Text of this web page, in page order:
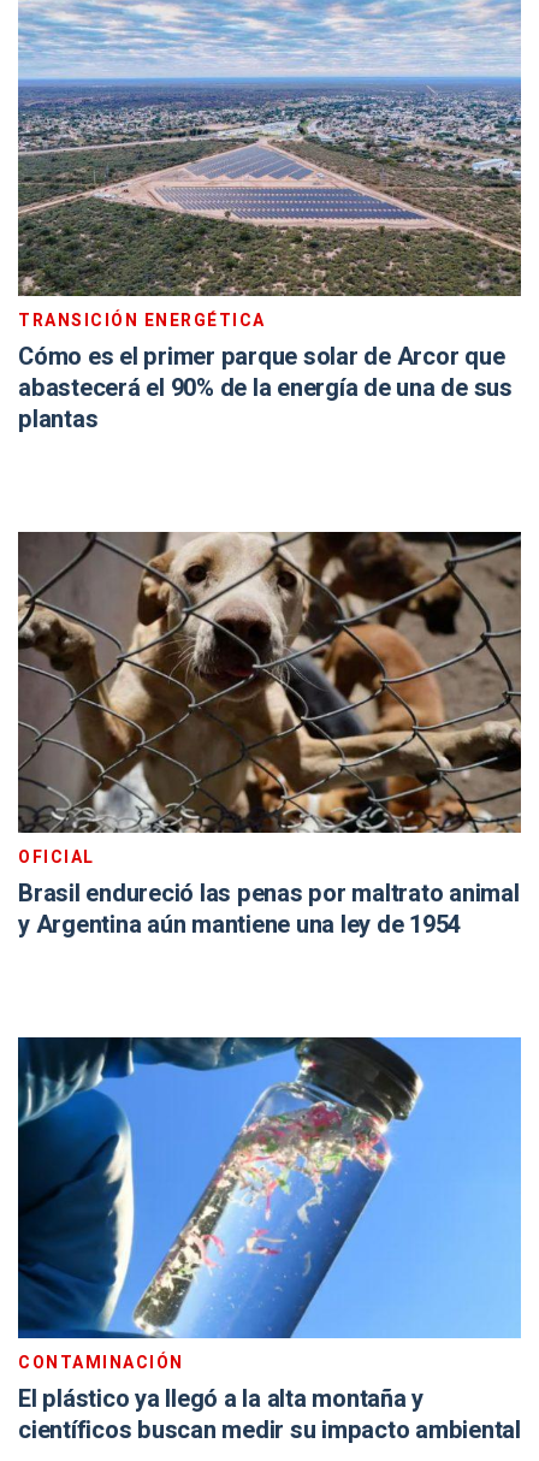
TRANSICIÓN ENERGÉTICA
Cómo es el primer parque solar de Arcor que
abastecerá el 90% de la energía de una de sus
plantas
OFICIAL
Brasil endureció las penas por maltrato animal
y Argentina aún mantiene una ley de 1954
CONTAMINACIÓN
El plástico ya llegó a la alta montaña y
científicos buscan medir su impacto ambiental